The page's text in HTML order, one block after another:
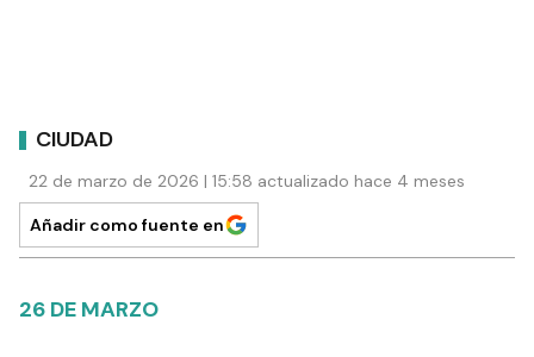
CIUDAD
22 de marzo de 2026 | 15:58 actualizado hace 4 meses
Añadir como fuente en
26 DE MARZO